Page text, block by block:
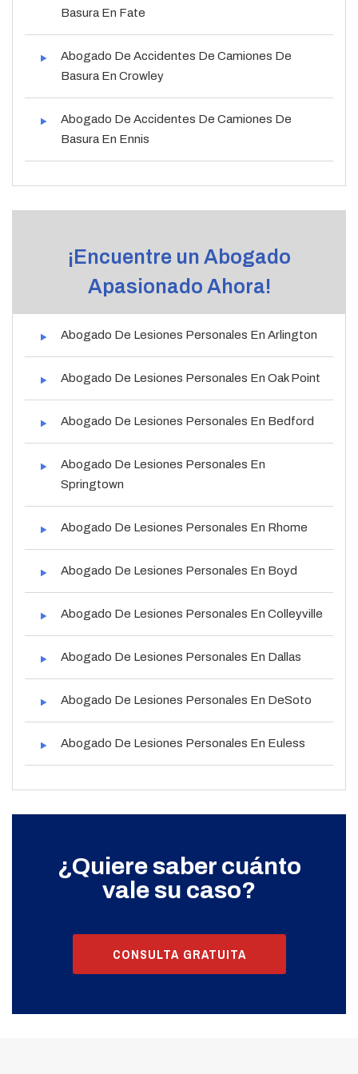
Basura En Fate
Abogado De Accidentes De Camiones De
Basura En Crowley
Abogado De Accidentes De Camiones De
Basura En Ennis
¡Encuentre un Abogado
Apasionado Ahora!
Abogado De Lesiones Personales En Arlington
Abogado De Lesiones Personales En Oak Point
Abogado De Lesiones Personales En Bedford
Abogado De Lesiones Personales En
Springtown
Abogado De Lesiones Personales En Rhome
Abogado De Lesiones Personales En Boyd
Abogado De Lesiones Personales En Colleyville
Abogado De Lesiones Personales En Dallas
Abogado De Lesiones Personales En DeSoto
Abogado De Lesiones Personales En Euless
¿Quiere saber cuánto
vale su caso?
CONSULTA GRATUITA